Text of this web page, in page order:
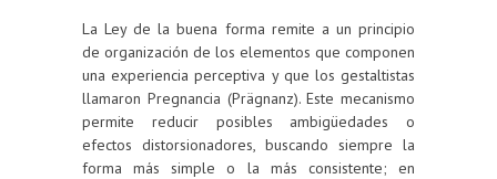
La Ley de la buena forma remite a un principio
de organización de los elementos que componen
una experiencia perceptiva y que los gestaltistas
llamaron Pregnancia (Prägnanz). Este mecanismo
permite reducir posibles ambigüedades o
efectos distorsionadores, buscando siempre la
forma más simple o la más consistente; en